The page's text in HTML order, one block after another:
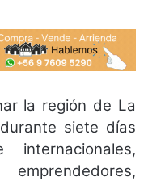
la región de La
siete días